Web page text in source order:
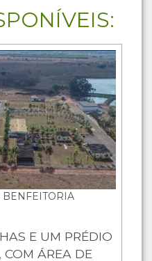
BENFEITORIA
E UM PRÉDIO
ÁREA DE